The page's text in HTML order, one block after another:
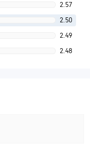
2.57
2.50
2.49
2.48